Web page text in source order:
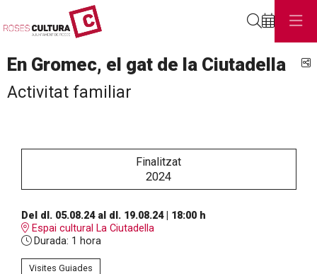
En Gromec, el gat de la Ciutadella
Activitat familiar
Finalitzat
2024
Del dl. 05.08.24al dl. 19.08.24| 18:00 h
Espai cultural La Ciutadella
Durada: 1 hora
Visites Guiades